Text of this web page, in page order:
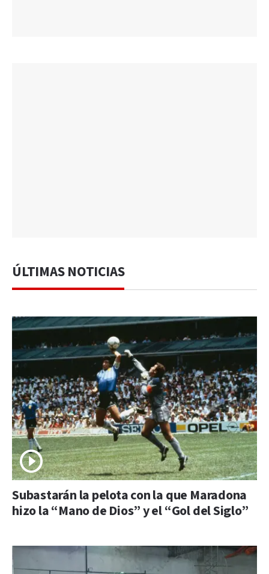
ÚLTIMAS NOTICIAS
Subastarán la pelota con la que Maradona
hizo la “Mano de Dios” y el “Gol del Siglo”